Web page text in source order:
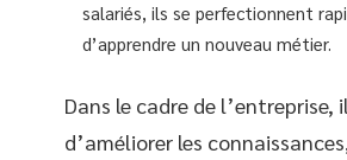
salariés, ils se perfectionnent
d’apprendre un nouveau métier.
Dans le cadre de l’entreprise,
d’améliorer les